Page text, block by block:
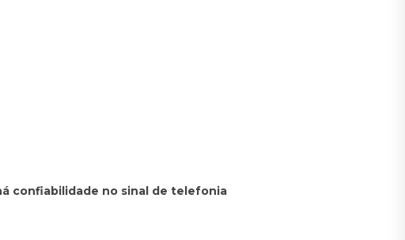
confiabilidade no sinal de telefonia